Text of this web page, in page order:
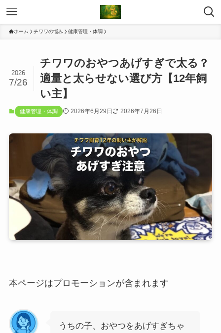
ホーム チワワの悩み 健康管理・体調
チワワのおやつあげすぎで太る？
適量と太らせない選び方【12年飼
い主】
2026
7/26
健康管理・体調 2026年6月29日 2026年7月26日
本ページはプロモーションが含まれます
うちの子、おやつをあげすぎちゃ